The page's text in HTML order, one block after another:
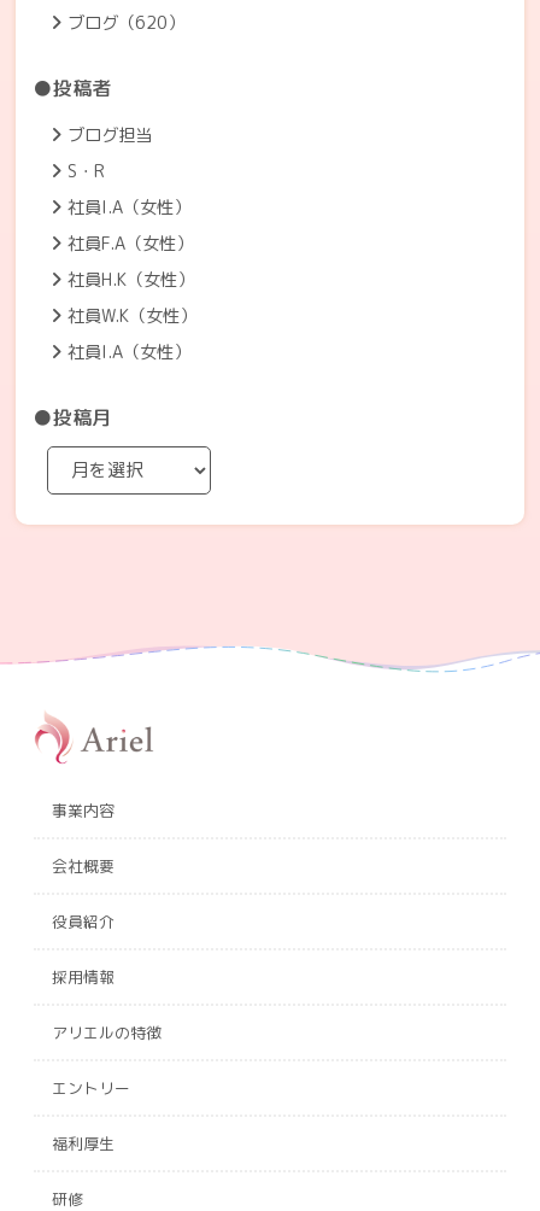
ブログ（620）
●投稿者
ブログ担当
S・R
社員I.A（女性）
社員F.A（女性）
社員H.K（女性）
社員W.K（女性）
社員I.A（女性）
●投稿月
事業内容
会社概要
役員紹介
採用情報
アリエルの特徴
エントリー
福利厚生
研修